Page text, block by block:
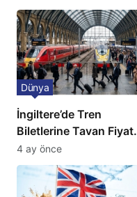
açıklama!
İngiltere’de Tren
Biletlerine Tavan Fiyat:
Ulaşımda Yeni
Düzenleme
Dünya
4 ay önce